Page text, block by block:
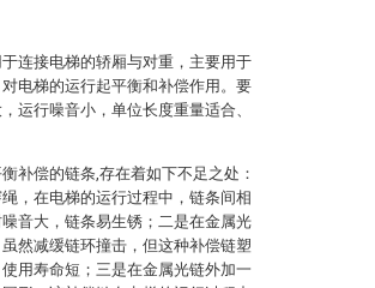
连接电梯的轿厢与对重，主要用于
电梯的运行起平衡和补偿作用。要
运行噪音小，单位长度重量适合、
补偿的链条,存在着如下不足之处：
，在电梯的运行过程中，链条间相
音大，链条易生锈；二是在金属光
然减缓链环撞击，但这种补偿链塑
用寿命短；三是在金属光链外加一